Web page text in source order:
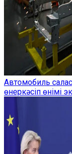
Автомобиль
өнеркәсіп өнімі